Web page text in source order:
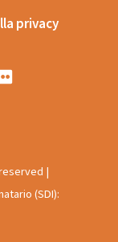
privacy
|
(SDI):